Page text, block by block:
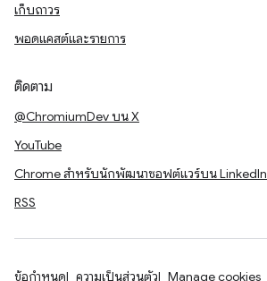
เก็บถาวร
พอดแคสต์และรายการ
ติดตาม
@ChromiumDev บน X
YouTube
Chrome สำหรับนักพัฒนาซอฟต์แวร์บน LinkedIn
RSS
ข้อกำหนด ความเป็นส่วนตัว Manage cookies